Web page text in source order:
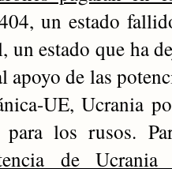
un estado
un estado que ha
apoyo de las
UE, Ucrania
los rusos.
de